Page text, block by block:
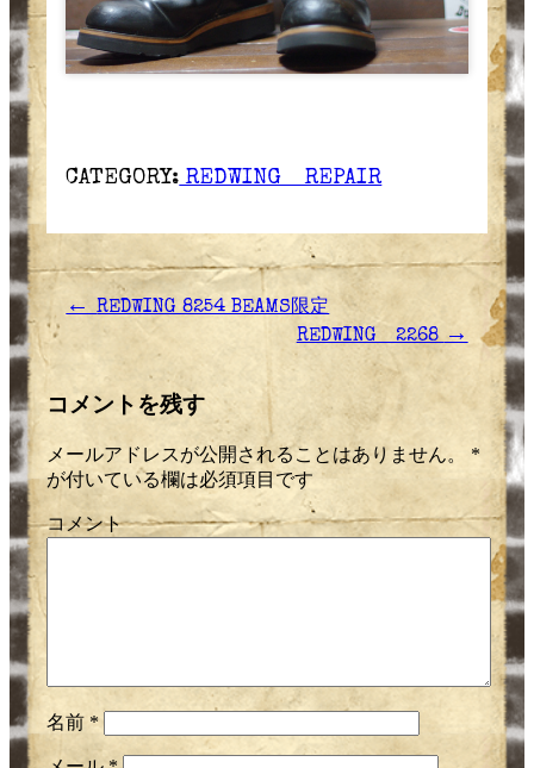
CATEGORY:REDWING REPAIR
←REDWING 8254 BEAMS限定
REDWING 2268→
コメントを残す
メールアドレスが公開されることはありません。
*
が付いている欄は必須項目です
コメント
名前 *